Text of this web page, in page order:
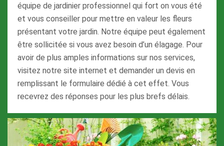
équipe de jardinier professionnel qui fort on vous été
et vous conseiller pour mettre en valeur les fleurs
présentant votre jardin. Notre équipe peut également
être sollicitée si vous avez besoin d’un élagage. Pour
avoir de plus amples informations sur nos services,
visitez notre site internet et demander un devis en
remplissant le formulaire dédié à cet effet. Vous
recevrez des réponses pour les plus brefs délais.